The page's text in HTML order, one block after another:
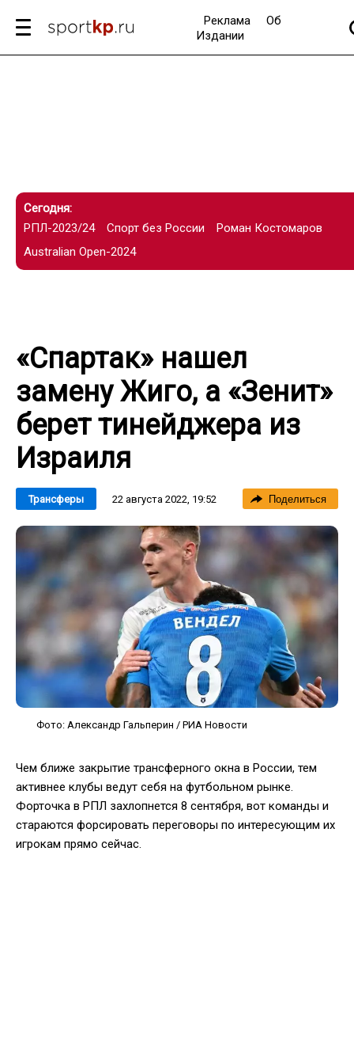
Реклама
Об
Издании
Сегодня:
РПЛ-2023/24
Спорт без России
Роман Костомаров
Australian Open-2024
«Спартак» нашел
замену Жиго, а «Зенит»
берет тинейджера из
Израиля
Трансферы 22 августа 2022, 19:52 Поделиться
Фото: Александр Гальперин / РИА Новости
Чем ближе закрытие трансферного окна в России, тем
активнее клубы ведут себя на футбольном рынке.
Форточка в РПЛ захлопнется 8 сентября, вот команды и
стараются форсировать переговоры по интересующим их
игрокам прямо сейчас.